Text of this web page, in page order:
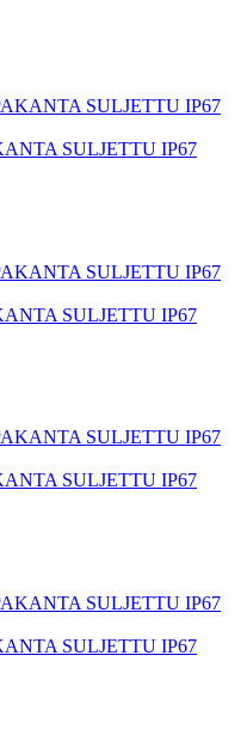
SULJETTU IP67
SULJETTU IP67
SULJETTU IP67
SULJETTU IP67